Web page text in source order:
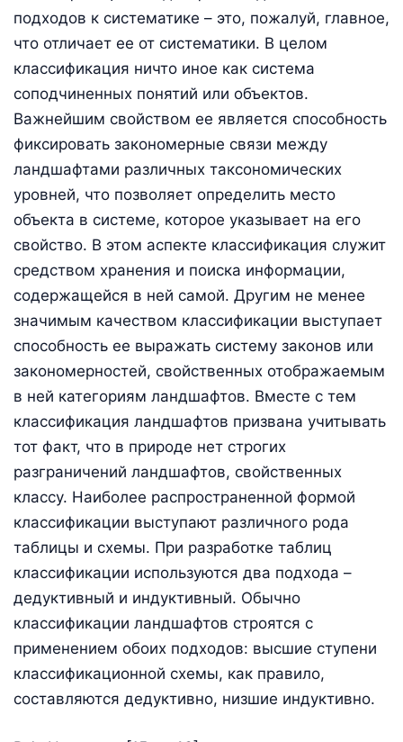
подходов к систематике – это, пожалуй, главное,
что отличает ее от систематики. В целом
классификация ничто иное как система
соподчиненных понятий или объектов.
Важнейшим свойством ее является способность
фиксировать закономерные связи между
ландшафтами различных таксономических
уровней, что позволяет определить место
объекта в системе, которое указывает на его
свойство. В этом аспекте классификация служит
средством хранения и поиска информации,
содержащейся в ней самой. Другим не менее
значимым качеством классификации выступает
способность ее выражать систему законов или
закономерностей, свойственных отображаемым
в ней категориям ландшафтов. Вместе с тем
классификация ландшафтов призвана учитывать
тот факт, что в природе нет строгих
разграничений ландшафтов, свойственных
классу. Наиболее распространенной формой
классификации выступают различного рода
таблицы и схемы. При разработке таблиц
классификации используются два подхода –
дедуктивный и индуктивный. Обычно
классификации ландшафтов строятся с
применением обоих подходов: высшие ступени
классификационной схемы, как правило,
составляются дедуктивно, низшие индуктивно.